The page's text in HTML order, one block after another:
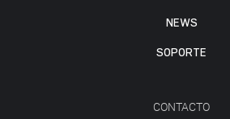
NEWS
SOPORTE
CONTACTO